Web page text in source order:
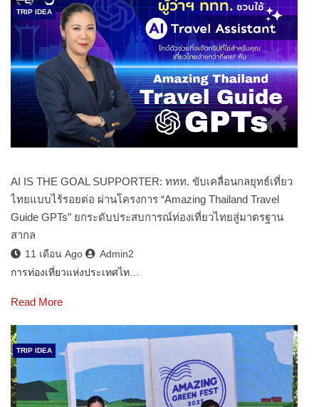
TRIP IDEA
AI IS THE GOAL SUPPORTER: ททท. ขับเคลื่อนกลยุทธ์เที่ยว
ไทยแบบไร้รอยต่อ ผ่านโครงการ “Amazing Thailand Travel
Guide GPTs” ยกระดับประสบการณ์ท่องเที่ยวไทยสู่มาตรฐาน
สากล
11 เดือน Ago
Admin2
การท่องเที่ยวแห่งประเทศไท…
Read More
TRIP IDEA